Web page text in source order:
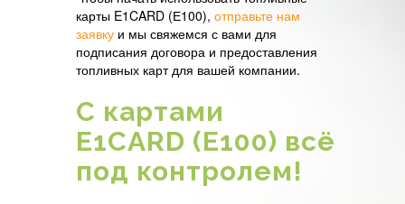
карты E1CARD (Е100), отправьте нам
заявку и мы свяжемся с вами для
подписания договора и предоставления
топливных карт для вашей компании.
С картами
E1CARD (Е100) всё
под контролем!